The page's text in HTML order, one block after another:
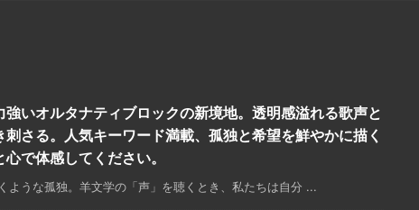
いオルタナティブロックの新境地。透明感溢れる歌声と
さる。人気キーワード満載、孤独と希望を鮮やかに描く
で体感してください。
ような孤独。羊文学の「声」を聴くとき、私たちは自分 ...